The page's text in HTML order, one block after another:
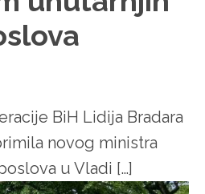
BiH Lidija Bradara
novog ministra
u Vladi […]